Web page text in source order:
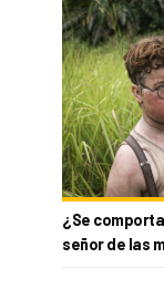
¿Se
señor de las